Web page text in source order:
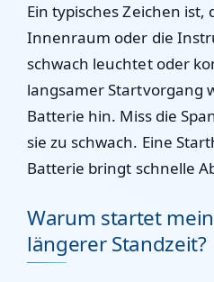
Ein typisches Zeichen ist,
Innenraum oder die
schwach leuchtet oder
langsamer Startvorgang
Batterie hin. Miss die
sie zu schwach. Eine
Batterie bringt schnelle
Warum startet
längerer Standzeit?